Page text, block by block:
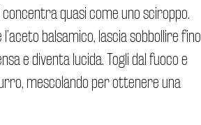
quasi come uno sciroppo.
balsamico, lascia sobbollire fino
e diventa lucida. Togli dal fuoco e
mescolando per ottenere una